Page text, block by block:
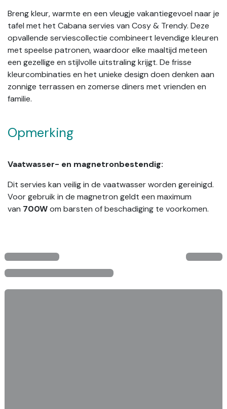
Breng kleur, warmte en een vleugje vakantiegevoel naar je
tafel met het Cabana servies van Cosy & Trendy. Deze
opvallende serviescollectie combineert levendige kleuren
met speelse patronen, waardoor elke maaltijd meteen
een gezellige en stijlvolle uitstraling krijgt. De frisse
kleurcombinaties en het unieke design doen denken aan
zonnige terrassen en zomerse diners met vrienden en
familie.
Opmerking
Vaatwasser- en magnetronbestendig:
Dit servies kan veilig in de vaatwasser worden gereinigd.
Voor gebruik in de magnetron geldt een maximum
van 700Wom barsten of beschadiging te voorkomen.